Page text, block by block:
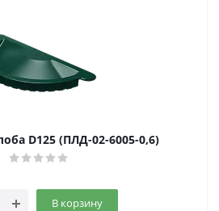
D125 (ПЛД-02-6005-0,6)
В корзину